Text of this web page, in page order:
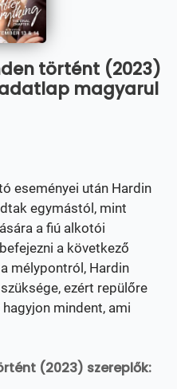
történt (2023)
magyarul
eseményei után Hardin
egymástól, mint
a fiú alkotói
a következő
mélypontról, Hardin
ezért repülőre
mindent, ami
(2023) szereplők: